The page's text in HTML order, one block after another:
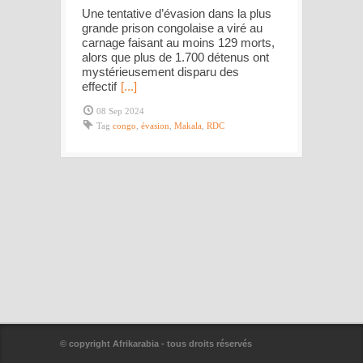
Une tentative d’évasion dans la plus
grande prison congolaise a viré au
carnage faisant au moins 129 morts,
alors que plus de 1.700 détenus ont
mystérieusement disparu des
effectif [...]
08 Sep 2024
Tag congo évasion Makala RDC
© copyright Afrikarabia - tous droits réservés